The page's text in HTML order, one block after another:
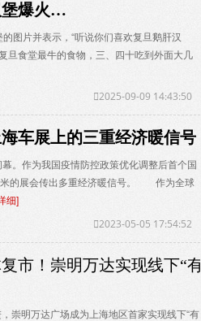
堡爆火…
图片并表示，“听说你们喜欢复旦鹅肝汉
旦食堂最牛的食物，三、四十吃到外面大几
2025-09-09 14:43:50
车展上的三重经济暖信号
。作为我国疫情防控政策优化调整后首个国
米的展会传出多重经济暖信号。 作为全球
细]
2023-05-05 17:54:52
市！崇明万达实现线下“有
崇明万达广场成为上海地区首家实现线下“有